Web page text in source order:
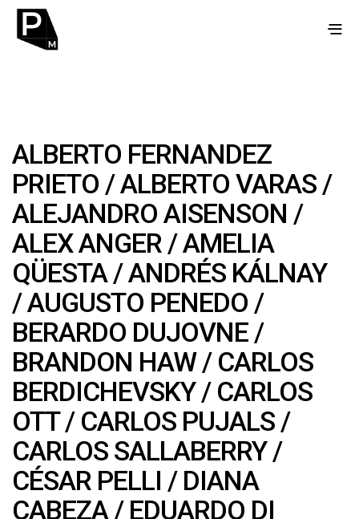
ALBERTO FERNANDEZ
PRIETO /ALBERTO VARAS /
ALEJANDRO AISENSON /
ALEX ANGER /AMELIA
QÜESTA/ ANDRÉS KÁLNAY
/AUGUSTO PENEDO /
BERARDO DUJOVNE /
BRANDON HAW/ CARLOS
BERDICHEVSKY/ CARLOS
OTT/ CARLOS PUJALS /
CARLOS SALLABERRY/
CÉSAR PELLI / DIANA
CABEZA/ EDUARDO DI